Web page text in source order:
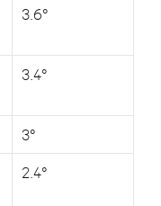
3.6°
3.4°
3°
2.4°